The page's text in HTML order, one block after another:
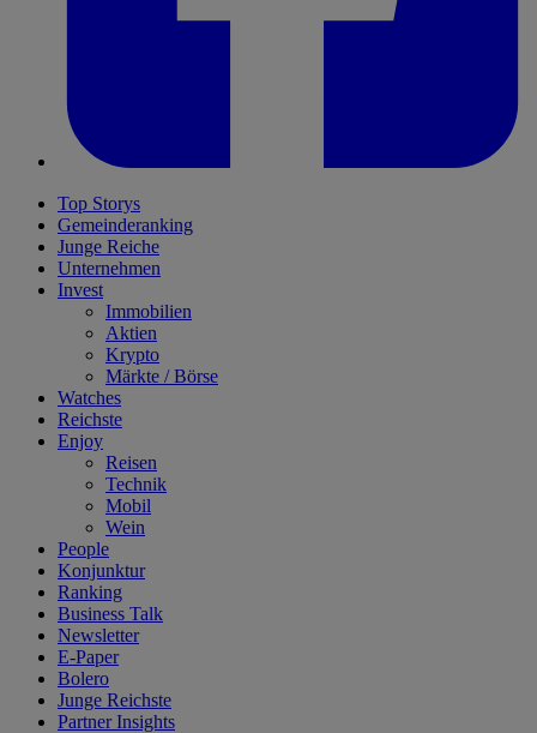
Top Storys
Gemeinderanking
Junge Reiche
Unternehmen
Invest
Immobilien
Aktien
Krypto
Märkte / Börse
Watches
Reichste
Enjoy
Reisen
Technik
Mobil
Wein
People
Konjunktur
Ranking
Business Talk
Newsletter
E-Paper
Bolero
Junge Reichste
Partner Insights